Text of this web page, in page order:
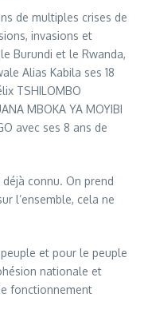
de multiples crises de
invasions et
Burundi et le Rwanda,
Alias Kabila ses 18
TSHILOMBO
MBOKA YA MOYIBI
avec ses 8 ans de
déjà connu. On prend
l’ensemble, cela ne
et pour le peuple
nationale et
fonctionnement